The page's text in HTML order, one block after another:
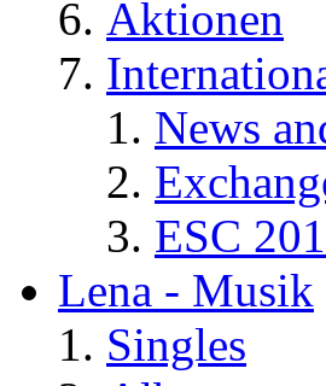
Aktionen
News
ESC
Lena - Musik
Singles